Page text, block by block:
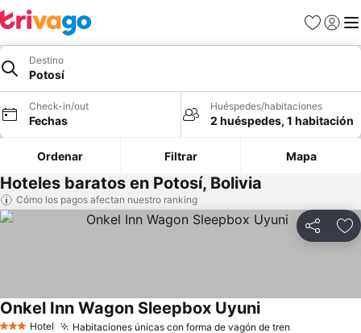
Favoritos
Iniciar
Destino
Potosí
Check-in/out
Fechas
Huéspedes/habitaciones
2 huéspedes, 1 habitación
Ordenar Filtrar Mapa
Hoteles baratos en Potosí, Bolivia
Cómo los pagos afectan nuestro ranking
Compartir
Hotel Habitaciones únicas con forma de vagón de tren
Onkel Inn Wagon Sleepbox Uyuni